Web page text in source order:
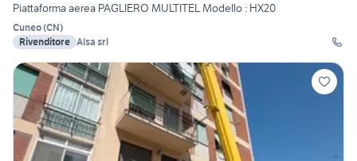
Piattaforma aerea PAGLIERO MULTITEL Modello : HX20
Cuneo(CN)
Rivenditore Alsa srl